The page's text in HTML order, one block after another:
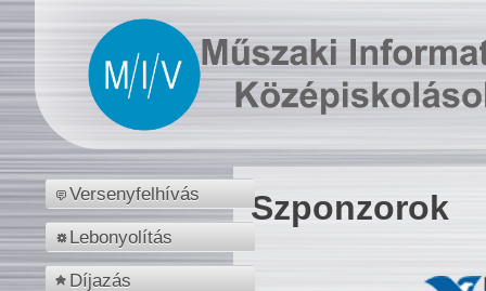
Versenyfelhívás
Lebonyolítás
Díjazás
Szponzorok